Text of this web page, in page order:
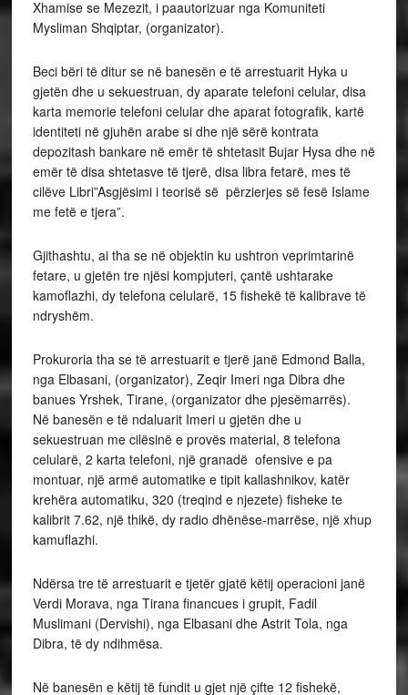
Xhamise se Mezezit, i paautorizuar nga Komuniteti
Mysliman Shqiptar, (organizator).
Beci bëri të ditur se në banesën e të arrestuarit Hyka u
gjetën dhe u sekuestruan, dy aparate telefoni celular, disa
karta memorie telefoni celular dhe aparat fotografik, kartë
identiteti në gjuhën arabe si dhe një sërë kontrata
depozitash bankare në emër të shtetasit Bujar Hysa dhe në
emër të disa shtetasve të tjerë, disa libra fetarë, mes të
cilëve Libri”Asgjësimi i teorisë së përzierjes së fesë Islame
me fetë e tjera”.
Gjithashtu, ai tha se në objektin ku ushtron veprimtarinë
fetare, u gjetën tre njësi kompjuteri, çantë ushtarake
kamoflazhi, dy telefona celularë, 15 fishekë të kalibrave të
ndryshëm.
Prokuroria tha se të arrestuarit e tjerë janë Edmond Balla,
nga Elbasani, (organizator), Zeqir Imeri nga Dibra dhe
banues Yrshek, Tirane, (organizator dhe pjesëmarrës).
Në banesën e të ndaluarit Imeri u gjetën dhe u
sekuestruan me cilësinë e provës material, 8 telefona
celularë, 2 karta telefoni, një granadë ofensive e pa
montuar, një armë automatike e tipit kallashnikov, katër
krehëra automatiku, 320 (treqind e njezete) fisheke te
kalibrit 7.62, një thikë, dy radio dhënëse-marrëse, një xhup
kamuflazhi.
Ndërsa tre të arrestuarit e tjetër gjatë këtij operacioni janë
Verdi Morava, nga Tirana financues i grupit, Fadil
Muslimani (Dervishi), nga Elbasani dhe Astrit Tola, nga
Dibra, të dy ndihmësa.
Në banesën e këtij të fundit u gjet një çifte 12 fishekë,